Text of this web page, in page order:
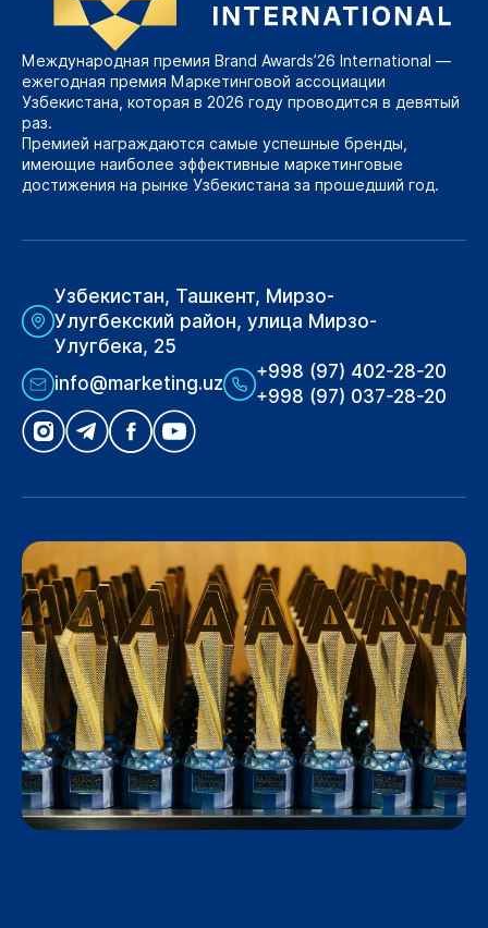
Международная премия Brand Awards’26 International —
ежегодная премия Маркетинговой ассоциации
Узбекистана, которая в 2026 году проводится в девятый
раз.
Премией награждаются самые успешные бренды,
имеющие наиболее эффективные маркетинговые
достижения на рынке Узбекистана за прошедший год.
Узбекистан, Ташкент, Мирзо-
Улугбекский район, улица Мирзо-
Улугбека, 25
info@marketing.uz
+998 (97) 402-28-20
+998 (97) 037-28-20